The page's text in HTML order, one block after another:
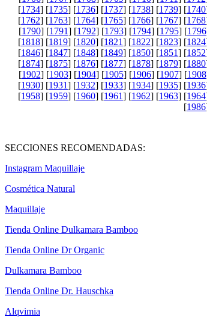
[1734] [1735] [1736] [1737] [1738] [1739] [1740
[1762] [1763] [1764] [1765] [1766] [1767] [1768
[1790] [1791] [1792] [1793] [1794] [1795] [1796
[1818] [1819] [1820] [1821] [1822] [1823] [1824
[1846] [1847] [1848] [1849] [1850] [1851] [1852
[1874] [1875] [1876] [1877] [1878] [1879] [1880
[1902] [1903] [1904] [1905] [1906] [1907] [1908
[1930] [1931] [1932] [1933] [1934] [1935] [1936
[1958] [1959] [1960] [1961] [1962] [1963] [1964
[1986
SECCIONES RECOMENDADAS:
Instagram Maquillaje
Cosmética Natural
Maquillaje
Tienda Online Dulkamara Bamboo
Tienda Online Dr Organic
Dulkamara Bamboo
Tienda Online Dr. Hauschka
Alqvimia